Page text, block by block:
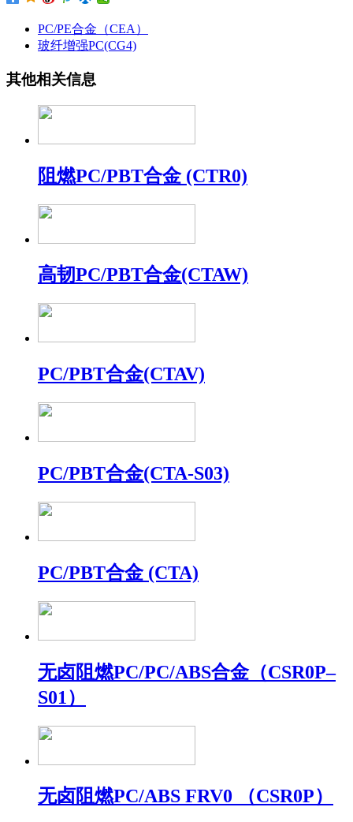
PC/PE合金（CEA）
玻纤增强PC(CG4)
其他相关信息
阻燃PC/PBT合金 (CTR0)
高韧PC/PBT合金(CTAW)
PC/PBT合金(CTAV)
PC/PBT合金(CTA-S03)
PC/PBT合金 (CTA)
无卤阻燃PC/PC/ABS合金（CSR0P–
S01）
无卤阻燃PC/ABS FRV0 （CSR0P）